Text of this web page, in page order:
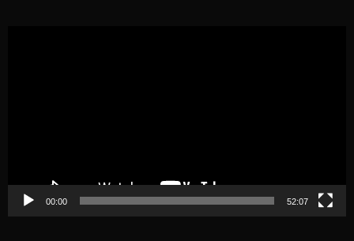
00:00 52:07